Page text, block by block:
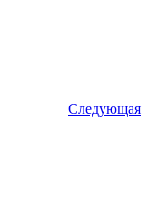
Следующая